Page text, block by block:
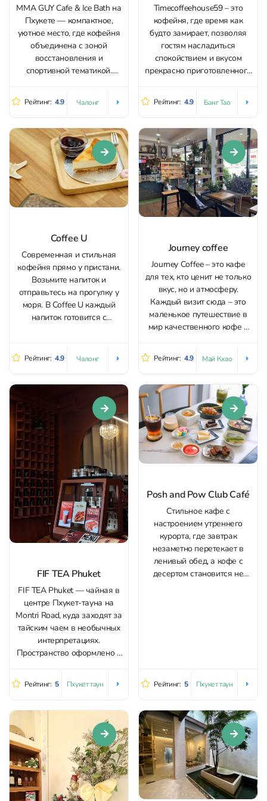
MMA GUY Cafe & Ice Bath на
Пхукете — компактное,
уютное место, где кофейня
объединена с зоной
восстановления и
спортивной тематикой.
атмосфере: вокруг
экипировка и мерч, а в
лаунж-зоне удобно
устроиться и посмотреть бои
по ТВ. Здесь готовят кофе и
матча с насыщенным
вкусом, а...
Рейтинг: 4.9 Чалонг
Timecoffeehouse59 – это
кофейня, где время как
будто замирает, позволяя
гостям насладиться
спокойствием и вкусом
прекрасно приготовленного
снаружи рада
приветствовать каждого
гостя и поделиться своей
энергией. Внимательный
персонал с радостью
предложит напитки, которые
идеально подойдут под
ваше настроение, а еще
здесь обжаривают
кофейные зерна....
Рейтинг: 4.9 Банг Тао
Coffee U
Современная и стильная
кофейня прямо у пристани.
Возьмите напиток и
отправьтесь на прогулку у
моря. В Coffee U каждый
напиток готовится с
энтузиасты своего дела.
Интерьер заведения
выдержан в уютном
минимализме, создавая
пространство, в котором
хочется...
Рейтинг: 4.9 Чалонг
Journey coffee
Journey Coffee – это кафе
для тех, кто ценит не только
вкус, но и атмосферу.
Каждый визит сюда – это
маленькое путешествие в
мир качественного кофе и
добавят еще и часто
пролетающие самолеты над
головой, за которыми можно
наблюдать на улице.
Пространство кафе
оформлено в
минималистичном,...
Рейтинг: 4.9 Май Кхао
FIF TEA Phuket
FIF TEA Phuket — чайная в
центре Пхукет-тауна на
Montri Road, куда заходят за
тайским чаем в необычных
интерпретациях.
Пространство оформлено в
аккуратные фотоуголки
делают место удобным для
коротких остановок в
жаркий день. Главная
гордость меню — Thai Tea
Peanut...
Рейтинг: 5 Пхукет таун
Posh and Pow Club Café
Стильное кафе с
настроением утреннего
курорта, где завтрак
незаметно перетекает в
ленивый обед, а кофе с
десертом становится не
продумано так, чтобы здесь
хотелось задержаться —...
Рейтинг: 5 Пхукет таун